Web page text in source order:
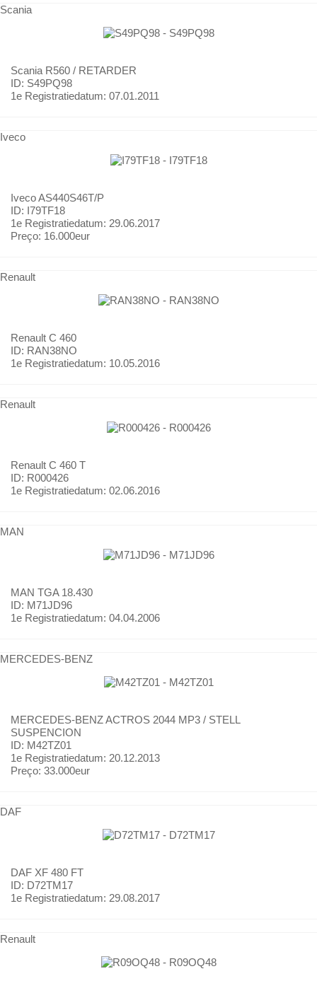
Scania
Scania R560 / RETARDER
ID: S49PQ98
1e Registratiedatum: 07.01.2011
Iveco
IvecoAS440S46T/P
ID: I79TF18
1e Registratiedatum: 29.06.2017
Preço: 16.000eur
Renault
Renault C 460
ID: RAN38NO
1e Registratiedatum: 10.05.2016
Renault
Renault C 460 T
ID: R000426
1e Registratiedatum: 02.06.2016
MAN
MAN TGA 18.430
ID: M71JD96
1e Registratiedatum: 04.04.2006
MERCEDES-BENZ
MERCEDES-BENZACTROS 2044 MP3 / STELL
SUSPENCION
ID: M42TZ01
1e Registratiedatum: 20.12.2013
Preço: 33.000eur
DAF
DAF XF 480 FT
ID: D72TM17
1e Registratiedatum: 29.08.2017
Renault